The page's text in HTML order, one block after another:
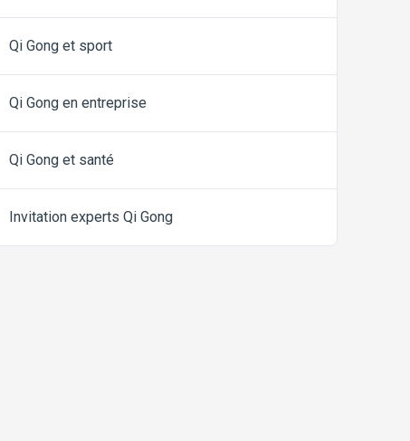
Qi Gong et sport
Qi Gong en entreprise
Qi Gong et santé
Invitation experts Qi Gong